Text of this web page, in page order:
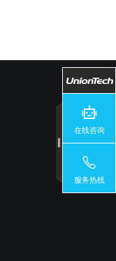
在线咨询
服务热线